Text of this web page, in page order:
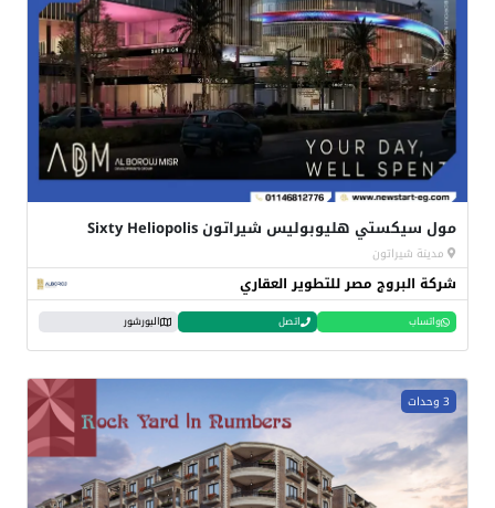
مول سيكستي هليوبوليس شيراتون Sixty Heliopolis
مدينة شيراتون
شركة البروج مصر للتطوير العقاري
واتساب اتصل البورشور
3 وحدات